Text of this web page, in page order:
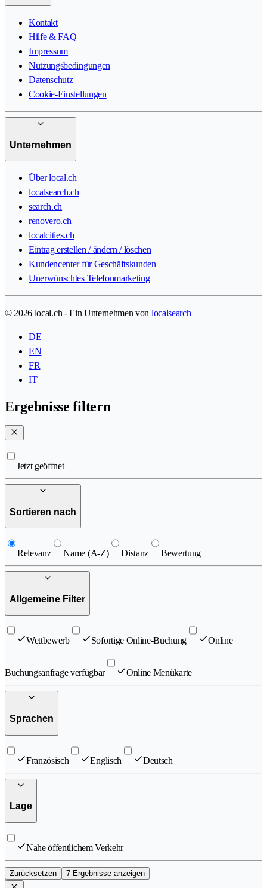
Kontakt
Hilfe & FAQ
Impressum
Nutzungsbedingungen
Datenschutz
Cookie-Einstellungen
Unternehmen
Über local.ch
localsearch.ch
search.ch
renovero.ch
localcities.ch
Eintrag erstellen / ändern / löschen
Kundencenter für Geschäftskunden
Unerwünschtes Telefonmarketing
© 2026 local.ch - Ein Unternehmen von localsearch
DE
EN
FR
IT
Ergebnisse filtern
Jetzt geöffnet
Sortieren nach
Relevanz Name (A-Z) Distanz Bewertung
Allgemeine Filter
Wettbewerb Sofortige Online-Buchung Online
Buchungsanfrage verfügbar Online Menükarte
Sprachen
Französisch Englisch Deutsch
Lage
Nahe öffentlichem Verkehr
Zurücksetzen 7 Ergebnisse anzeigen